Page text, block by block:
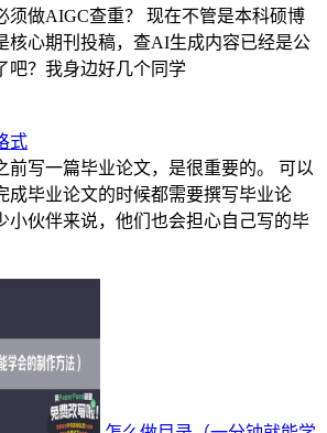
须做AIGC查重？ 现在不管是本科硕博
核心期刊投稿，查AI生成内容已经是公
吧？我身边好几个同学
式
前写一篇毕业论文，是很重要的。 可以
成毕业论文的时候都需要撰写毕业论
小伙伴来说，他们也会担心自己写的毕